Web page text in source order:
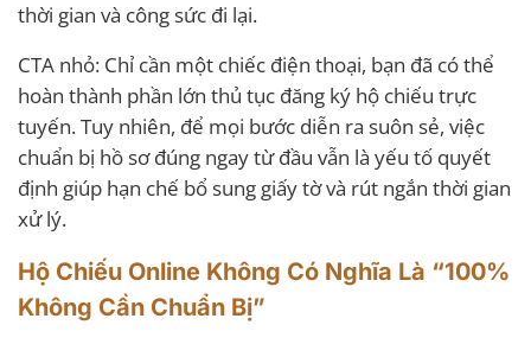
thời gian và công sức đi lại.
CTA nhỏ: Chỉ cần một chiếc điện thoại, bạn đã có thể
hoàn thành phần lớn thủ tục đăng ký hộ chiếu trực
tuyến. Tuy nhiên, để mọi bước diễn ra suôn sẻ, việc
chuẩn bị hồ sơ đúng ngay từ đầu vẫn là yếu tố quyết
định giúp hạn chế bổ sung giấy tờ và rút ngắn thời gian
xử lý.
Hộ Chiếu Online Không Có Nghĩa Là “100%
Không Cần Chuẩn Bị”